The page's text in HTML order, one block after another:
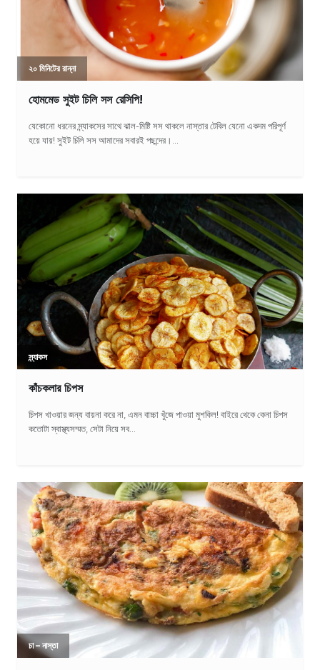
২০ মিনিটের রান্না
হোমমেড সুইট চিলি সস রেসিপি!
যেকোনো ধরনের স্ন্যাকসের সাথে ঝাল-মিষ্টি সস থাকলে নাস্তার টেবিল যেনো একদম পরিপূর্ণ
হয়ে যায়! সুইট চিলি সস আমাদের সবারই পছন্দের।...
স্ন্যাকস
কাঁচকলার চিপস
চিপস খাওয়ার জন্য বায়না করে না, এমন বাচ্চা খুঁজে পাওয়া মুশকিল! বাইরে থেকে কেনা চিপস
কতোটা স্বাস্থ্যসম্মত, সেটা নিয়ে সব...
চা – নাস্তা